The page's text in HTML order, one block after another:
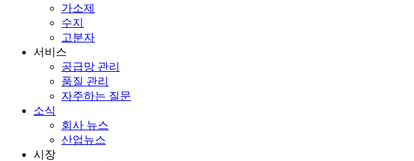
가소제
수지
고분자
서비스
공급망 관리
품질 관리
자주하는 질문
소식
회사 뉴스
산업뉴스
시장